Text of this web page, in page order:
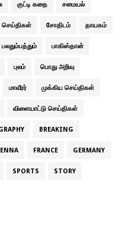
குட்டி கதை சமையல்
செய்திகள் சோதிடம் தாயகம்
பலதும்பத்தும் பாகிஸ்தான்
புலம் பொது அறிவு
மாவீரர் முக்கிய செய்திகள்
விளையாட்டு செய்திகள்
BREAKING
ENNA FRANCE GERMANY
SPORTS STORY